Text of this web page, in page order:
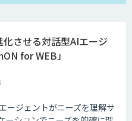
させる対話型AIエージ
for WEB」
ージェントがニーズを理解サ